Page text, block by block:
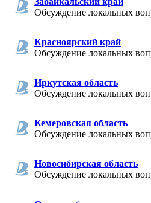
Обсуждение локальных
Красноярский край
Обсуждение локальных
Иркутская область
Обсуждение локальных
Кемеровская область
Обсуждение локальных
Новосибирская область
Обсуждение локальных